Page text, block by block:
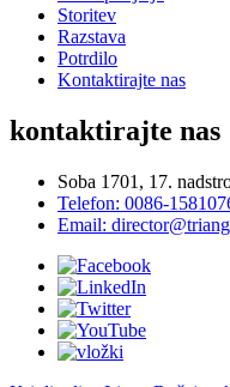
Storitev
Razstava
Potrdilo
Kontaktirajte nas
kontaktirajte nas
Soba 1701, 17.
Telefon: 0086-
Email: